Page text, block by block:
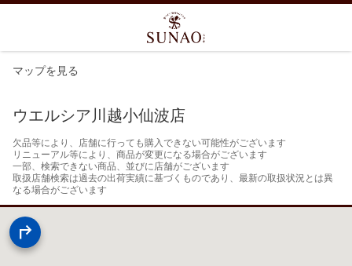
マップを見る
ウエルシア川越小仙波店
欠品等により、店舗に行っても購入できない可能性がございます
リニューアル等により、商品が変更になる場合がございます
一部、検索できない商品、並びに店舗がございます
取扱店舗検索は過去の出荷実績に基づくものであり、最新の取扱状況とは異
なる場合がございます